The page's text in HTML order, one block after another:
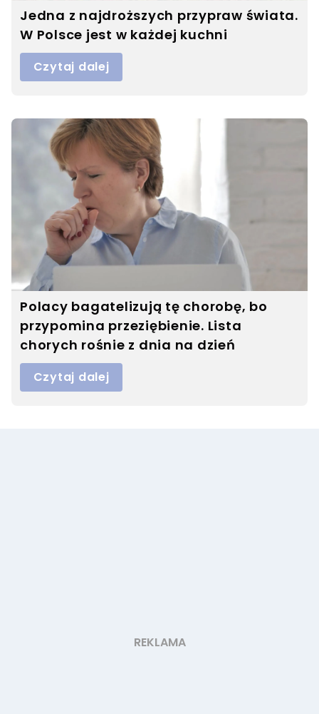
Jedna z najdroższych przypraw świata.
W Polsce jest w każdej kuchni
Czytaj dalej
Polacy bagatelizują tę chorobę, bo
przypomina przeziębienie. Lista
chorych rośnie z dnia na dzień
Czytaj dalej